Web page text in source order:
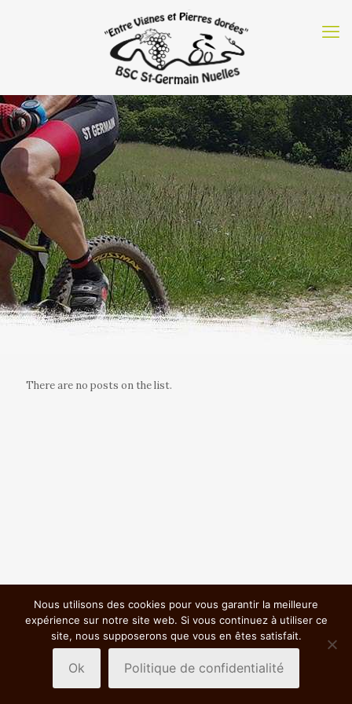
There are no posts on the list.
© 2018 BSC VTT St Germain Nuelles | Mentions légales &
Politiques de confidentialité|
Nous utilisons des cookies pour vous garantir la meilleure
expérience sur notre site web. Si vous continuez à utiliser ce
site, nous supposerons que vous en êtes satisfait.
Ok Politique de confidentialité